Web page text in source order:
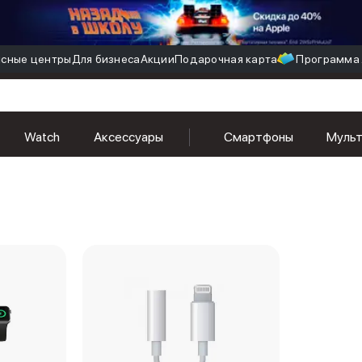
центры Для бизнесаАкцииПодарочная карта Программа
Watch Аксессуары Смартфоны